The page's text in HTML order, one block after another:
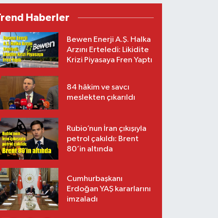
Haberler
Bewen Enerji A.Ş. Halka
Arzını Erteledi: Likidite
Krizi Piyasaya Fren Yaptı
84 hâkim ve savcı
meslekten çıkarıldı
Rubio’nun İran çıkışıyla
petrol çakıldı: Brent
80’in altında
Cumhurbaşkanı
Erdoğan YAŞ kararlarını
imzaladı